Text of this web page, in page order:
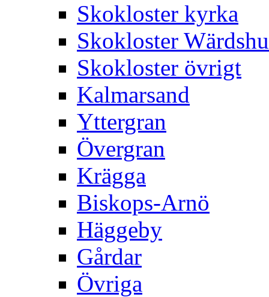
Skokloster kyrka
Skokloster
Skokloster övrigt
Kalmarsand
Yttergran
Övergran
Krägga
Biskops-Arnö
Häggeby
Gårdar
Övriga